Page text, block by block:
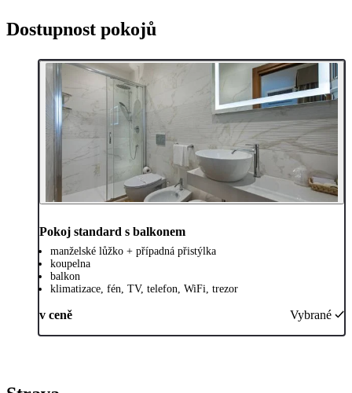
Dostupnost pokojů
Pokoj standard s balkonem
manželské lůžko + případná přistýlka
koupelna
balkon
klimatizace, fén, TV, telefon, WiFi, trezor
v ceně Vybrané